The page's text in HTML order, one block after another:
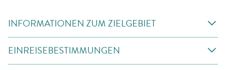
INFORMATIONEN ZUM ZIELGEBIET
EINREISEBESTIMMUNGEN